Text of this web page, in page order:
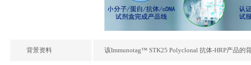
背景资料 该Immunotag™ STK25 Polyclonal 抗体-HRP产品的